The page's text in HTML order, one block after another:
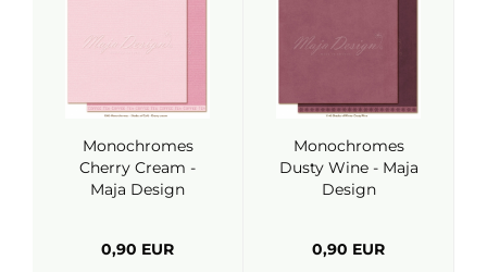
Monochromes
Cherry Cream -
Maja Design
0,90 EUR
Monochromes
Dusty Wine - Maja
Design
0,90 EUR